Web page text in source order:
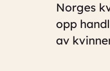
Norges
opp
av